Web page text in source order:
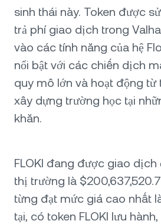
sinh thái này. Token được
trả phí giao dịch trong
vào các tính năng của hệ
nổi bật với các chiến dịch
quy mô lớn và hoạt động từ
xây dựng trường học tại
khăn.
FLOKI đang được giao
thị trường là
từng đạt mức giá cao nhất
tại, có token FLOKI lưu